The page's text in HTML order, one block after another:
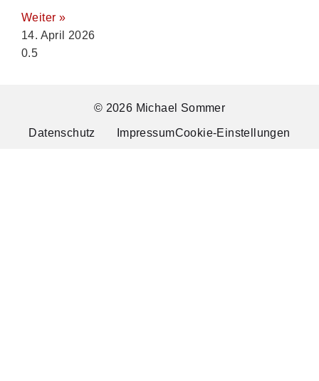
Weiter »
14. April 2026
© 2026 Michael Sommer
Datenschutz ImpressumCookie-Einstellungen